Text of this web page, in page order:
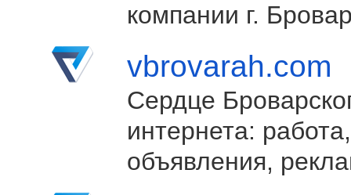
компании г.
vbrovarah.com
Сердце
интернета: работа,
объявления,